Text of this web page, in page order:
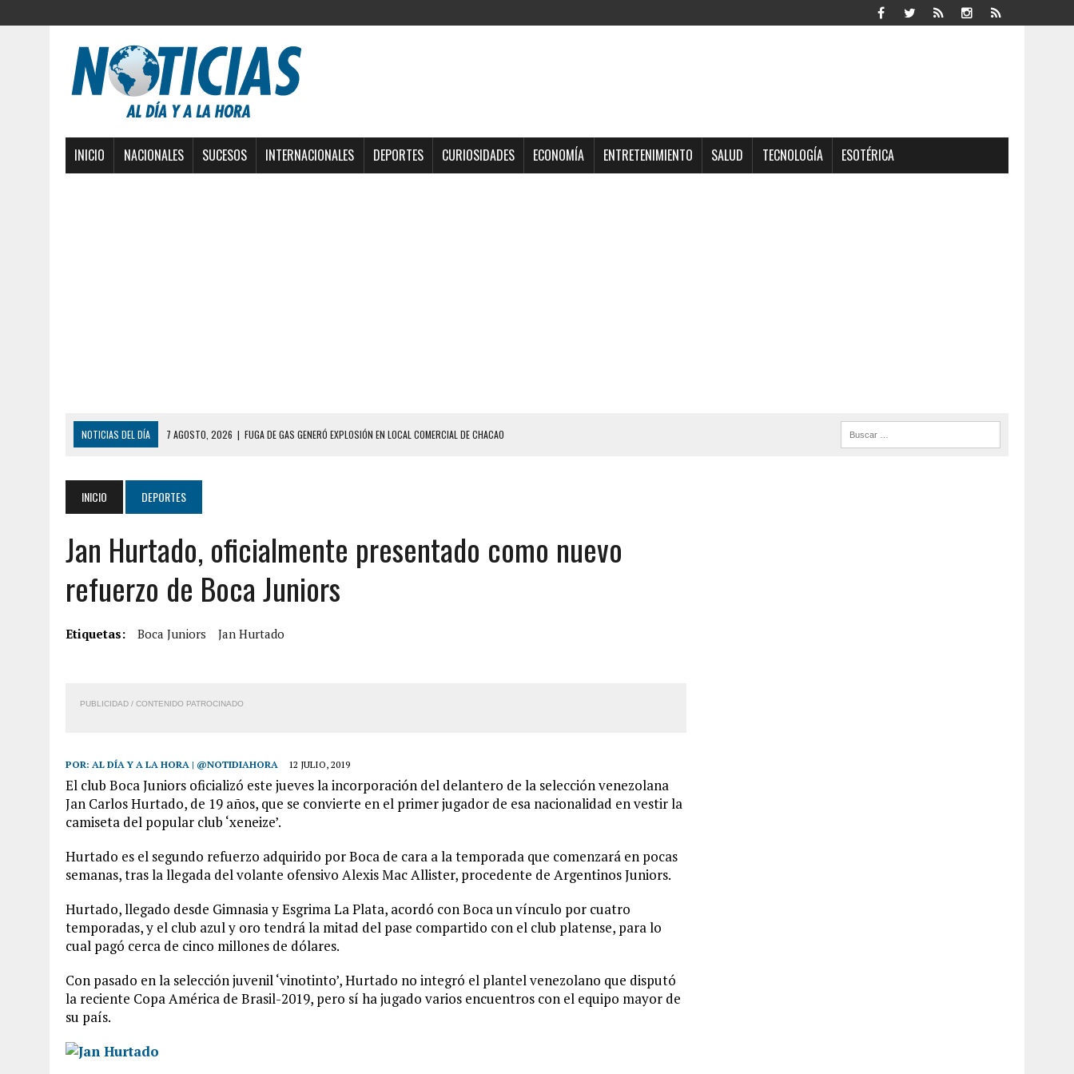
INICIO NACIONALES SUCESOS INTERNACIONALES DEPORTES CURIOSIDADES ECONOMÍA ENTRETENIMIENTO SALUD TECNOLOGÍA ESOTÉRICA
NOTICIAS DEL DÍA 7 AGOSTO, 2026 | FUGA DE GAS GENERÓ EXPLOSIÓN EN LOCAL COMERCIAL DE CHACAO
7 AGOSTO, 2026 | LOCALIZARON CUERPO DE ‘LA SEÑORA DE LAS UÑAS BONITAS’ 42 DÍAS DESPUÉS DE LOS TERREMOTOS EN LA GUAIRA
6 AGOSTO, 2026
|
MISTERIOSA MUERTE DE MODELO EN MONAGAS: HALLARON EL CUERPO DENTRO DE SU CASA
6 AGOSTO, 2026
| BARINAS: ADOLESCENTE SE QUITÓ LA VIDA TRAS SER ACOSADA Y ABUSADA POR LA PAREJA DE SU ABUELA
6 AGOSTO, 2026 |
CONMOCIÓN EN COLORADO POR ASESINATO DE UNA ADOLESCENTE VENEZOLANA EN REUNIÓN CON AMIGOS
9 AGOSTO, 2026
FALLECIÓ FUNCIONARIO DE LA PNB DURANTE ENFRENTAMIENTO EN EL VALLE: HAY CUATRO PRESUNTOS DELINCUENTES ABATIDOS
INICIO DEPORTES
Jan Hurtado, oficialmente presentado como nuevo
refuerzo de Boca Juniors
Etiquetas: Boca Juniors Jan Hurtado
PUBLICIDAD / CONTENIDO PATROCINADO
POR: AL DÍA Y A LA HORA | @NOTIDIAHORA 12 JULIO, 2019
El club Boca Juniors oficializó este jueves la incorporación del delantero de la selección venezolana
Jan Carlos Hurtado, de 19 años, que se convierte en el primer jugador de esa nacionalidad en vestir la
camiseta del popular club ‘xeneize’.
Hurtado es el segundo refuerzo adquirido por Boca de cara a la temporada que comenzará en pocas
semanas, tras la llegada del volante ofensivo Alexis Mac Allister, procedente de Argentinos Juniors.
Hurtado, llegado desde Gimnasia y Esgrima La Plata, acordó con Boca un vínculo por cuatro
temporadas, y el club azul y oro tendrá la mitad del pase compartido con el club platense, para lo
cual pagó cerca de cinco millones de dólares.
Con pasado en la selección juvenil ‘vinotinto’, Hurtado no integró el plantel venezolano que disputó
la reciente Copa América de Brasil-2019, pero sí ha jugado varios encuentros con el equipo mayor de
su país.